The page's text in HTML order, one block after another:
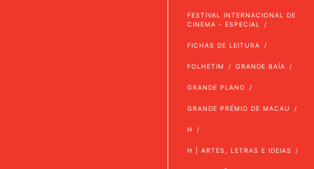
FESTIVAL INTERNACIONAL DE
CINEMA - ESPECIAL
FICHAS DE LEITURA
FOLHETIM GRANDE BAÍA
GRANDE PLANO
GRANDE PRÉMIO DE MACAU
H
H | ARTES, LETRAS E IDEIAS